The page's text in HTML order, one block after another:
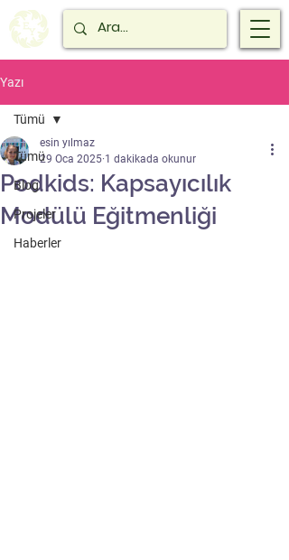
Yazı
Tümü
Blog
Projeler
Haberler
Tümü
Podkids: Kapsayıcılık
Modülü Eğitmenliği
esin yılmaz
29 Oca 2025 1 dakikada okunur